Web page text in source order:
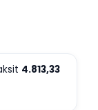
4.813,33